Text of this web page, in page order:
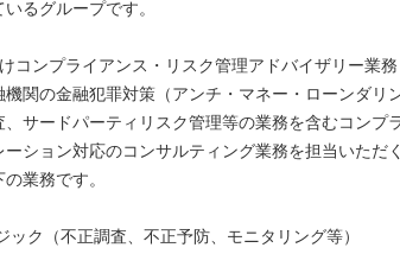
るグループです。
コンプライアンス・リスク管理アドバイザリー業務
機関の金融犯罪対策（アンチ・マネー・ローンダリ
、サードパーティリスク管理等の業務を含むコンプ
ーション対応のコンサルティング業務を担当いただ
業務です。
ック（不正調査、不正予防、モニタリング等）